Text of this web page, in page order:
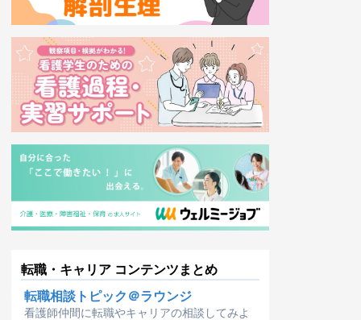
転職・キャリア コンテンツまとめ
転職相談トピック＠ラウンジ
看護師仲間に転職やキャリアの相談してみよ